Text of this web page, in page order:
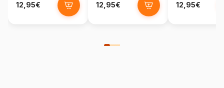
12,95€ 12,95€ 12,95€